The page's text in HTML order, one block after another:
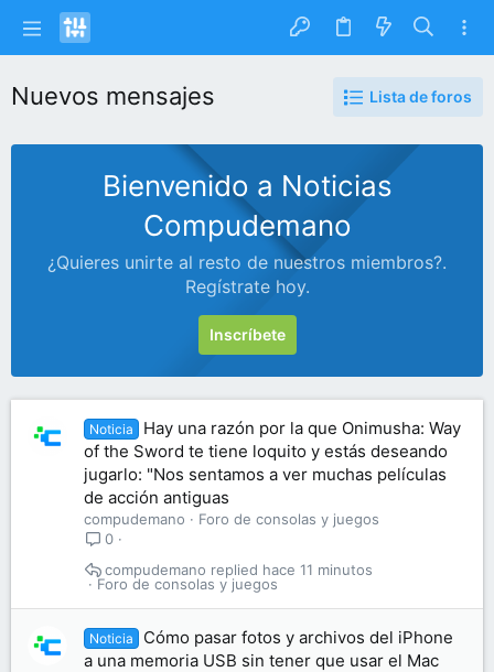
Nuevos mensajes Lista de foros
Bienvenido a Noticias
Compudemano
¿Quieres unirte al resto de nuestros miembros?.
Regístrate hoy.
Inscríbete
Noticia
Hay una razón por la que Onimusha: Way
of the Sword te tiene loquito y estás deseando
jugarlo: "Nos sentamos a ver muchas películas
de acción antiguas
compudemano
Foro de consolas y juegos
0
Foro de consolas y juegos
hace 11 minutos
compudemano
Noticia
Cómo pasar fotos y archivos del iPhone
a una memoria USB sin tener que usar el Mac